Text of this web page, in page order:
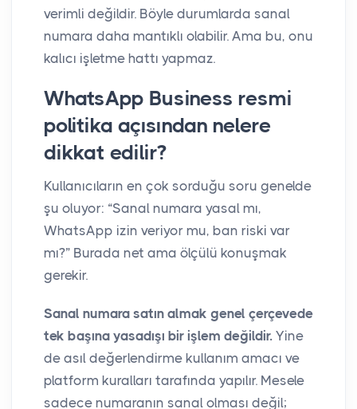
verimli değildir. Böyle durumlarda sanal
numara daha mantıklı olabilir. Ama bu, onu
kalıcı işletme hattı yapmaz.
WhatsApp Business resmi
politika açısından nelere
dikkat edilir?
Kullanıcıların en çok sorduğu soru genelde
şu oluyor: “Sanal numara yasal mı,
WhatsApp izin veriyor mu, ban riski var
mı?” Burada net ama ölçülü konuşmak
gerekir.
Sanal numara satın almak genel çerçevede
tek başına yasadışı bir işlem değildir. Yine
de asıl değerlendirme kullanım amacı ve
platform kuralları tarafında yapılır. Mesele
sadece numaranın sanal olması değil;